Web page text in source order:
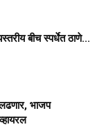
बीच स्पर्धेत ठाणे...
लढणार, भाजप